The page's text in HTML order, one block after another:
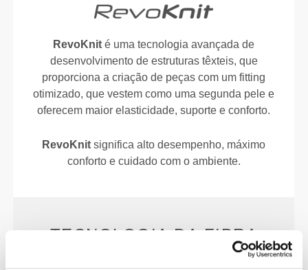
RevoKnit é uma tecnologia avançada de
desenvolvimento de estruturas têxteis, que
proporciona a criação de peças com um fitting
otimizado, que vestem como uma segunda pele e
oferecem maior elasticidade, suporte e conforto.
RevoKnit significa alto desempenho, máximo
conforto e cuidado com o ambiente.
TECNOLOGIA DA FIBRA